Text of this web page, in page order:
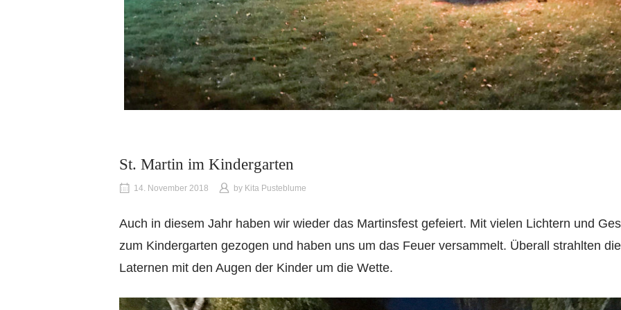
St. Martin im Kindergarten
14. November 2018 by Kita Pusteblume
Auch in diesem Jahr haben wir wieder das Martinsfest gefeiert. Mit vielen Lichtern und
zum Kindergarten gezogen und haben uns um das Feuer versammelt. Überall strahlten
Laternen mit den Augen der Kinder um die Wette.